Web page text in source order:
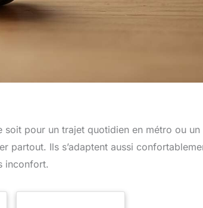
soit pour un trajet quotidien en métro ou un
Ils s’adaptent aussi
inconfort.